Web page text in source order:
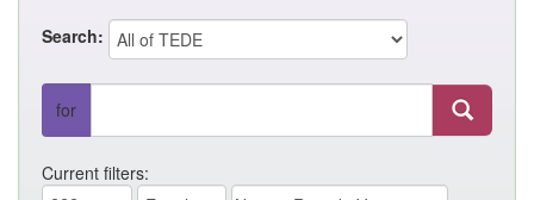
Search:
for
Current filters: